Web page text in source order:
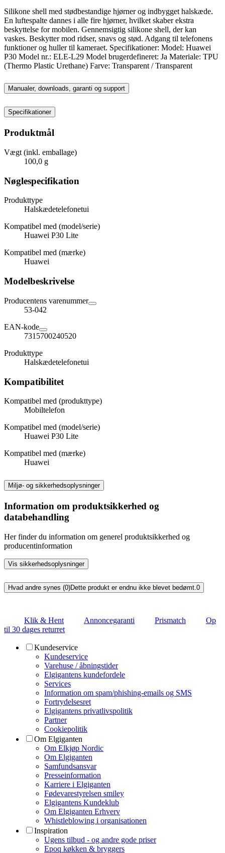
Silikone shell med stødbestandige hjørner og indbygget halskæde.
En luftespalte dannes i alle fire hjørner, hvilket skaber ekstra
beskyttelse for mobilen. Gennemsigtig silikone shell, der kan
vaskes. Beskytter mod ridser, snavs og stød. Adgang til telefonens
funktioner og huller til kameraet. Specifikationer: Model: Huawei
P30 Model nr.: ELE-L29 Model brugerdefineret: Ja Materiale: TPU
(Thermo Plastic Urethane) Farve: Transparent / Transparent
Manualer, downloads, garanti og support
Specifikationer
Produktmål
Vægt (inkl. emballage)
100,0 g
Nøglespecifikation
Produkttype
Halskædetelefonetui
Kompatibel med (model/serie)
Huawei P30 Lite
Kompatibel med (mærke)
Huawei
Modelbeskrivelse
Producentens varenummer
53-042
EAN-kode
7315700240520
Produkttype
Halskædetelefonetui
Kompatibilitet
Kompatibel med (produkttype)
Mobiltelefon
Kompatibel med (model/serie)
Huawei P30 Lite
Kompatibel med (mærke)
Huawei
Miljø- og sikkerhedsoplysninger
Information om produktsikkerhed og
databehandling
Her finder du information om generel produktsikkerhed og
producentinformation
Vis sikkerhedsoplysninger
Hvad andre synes (0)Dette produkt er endnu ikke blevet bedømt. 0
Klik & Hent Annoncegaranti Prismatch
Op
til 30 dages returret
Kundeservice
Kundeservice
Varehuse / åbningstider
Elgigantens kundefordele
Services
Information om spam/phishing-emails og SMS
Fortrydelsesret
Elgigantens privatlivspolitik
Partner
Cookiepolitik
Om Elgiganten
Om Elkjøp Nordic
Om Elgiganten
Samfundsansvar
Presseinformation
Karriere i Elgiganten
Fødevarestyrelsen smiley
Elgigantens Kundeklub
Om Elgiganten Erhverv
Whistleblowing i organisationen
Inspiration
Ugens tilbud - og andre gode priser
Epoq køkken & bryggers